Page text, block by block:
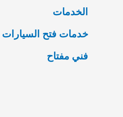
الخدمات
خدمات فتح السيارات
فني مفتاح